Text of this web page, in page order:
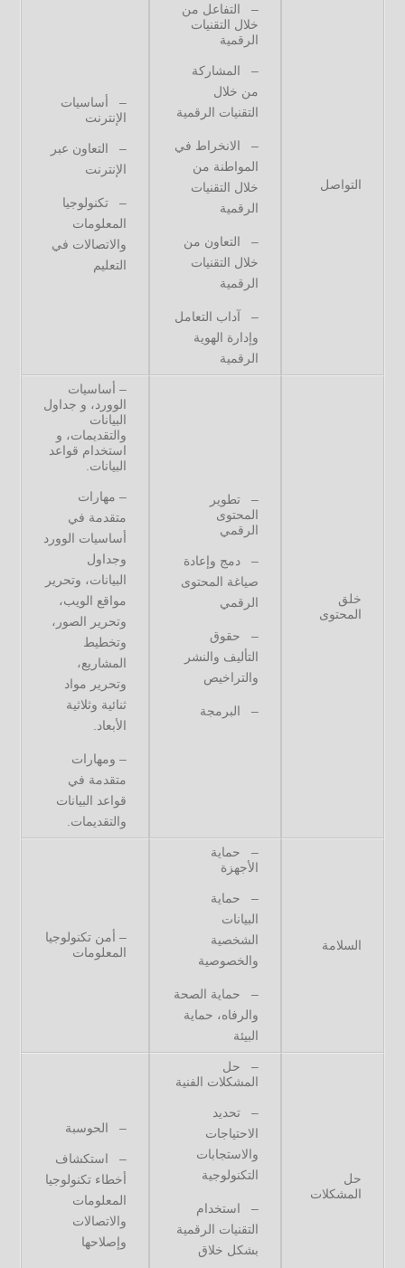
التواصل
– التفاعل من
خلال التقنيات
الرقمية
– المشاركة
من خلال
التقنيات الرقمية
– الانخراط في
المواطنة من
خلال التقنيات
الرقمية
– التعاون من
خلال التقنيات
الرقمية
– آداب التعامل
وإدارة الهوية
الرقمية
– أساسيات
الإنترنت
– التعاون عبر
الإنترنت
– تكنولوجيا
المعلومات
والاتصالات في
التعليم
خلق
المحتوى
– تطوير
المحتوى
الرقمي
– دمج وإعادة
صياغة المحتوى
الرقمي
– حقوق
التأليف والنشر
والتراخيص
– البرمجة
– أساسيات
الوورد، و جداول
البيانات
والتقديمات، و
استخدام قواعد
البيانات.
– مهارات
متقدمة في
أساسيات الوورد
وجداول
البيانات، وتحرير
مواقع الويب،
وتحرير الصور،
وتخطيط
المشاريع،
وتحرير مواد
ثنائية وثلاثية
الأبعاد.
– ومهارات
متقدمة في
قواعد البيانات
والتقديمات.
السلامة
– حماية
الأجهزة
– حماية
البيانات
الشخصية
والخصوصية
– حماية الصحة
والرفاه، حماية
البيئة
– أمن تكنولوجيا
المعلومات
حل
المشكلات
– حل
المشكلات الفنية
– تحديد
الاحتياجات
والاستجابات
التكنولوجية
– استخدام
التقنيات الرقمية
بشكل خلاق
– الحوسبة
– استكشاف
أخطاء تكنولوجيا
المعلومات
والاتصالات
وإصلاحها